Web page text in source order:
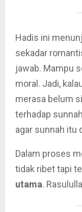
Hadis ini
sekadar
jawab. Mampu
moral. Jadi,
merasa belum
terhadap
agar sunnah itu
Dalam proses
tidak ribet tapi
utama.